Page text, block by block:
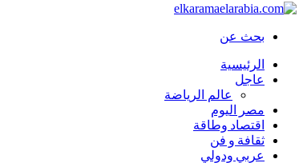
بحث عن
الرئيسية
عاجل
عالم الرياضة
مصر اليوم
اقتصاد وطاقة
ثقافة و فن
عربي ودولي